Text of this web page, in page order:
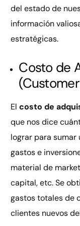
del estado de
información
estratégicas.
Costo de
Elcosto de
que nos dice
lograr para sumar
gastos e
material de
capital, etc. Se
gastos totales de
clientes nuevos